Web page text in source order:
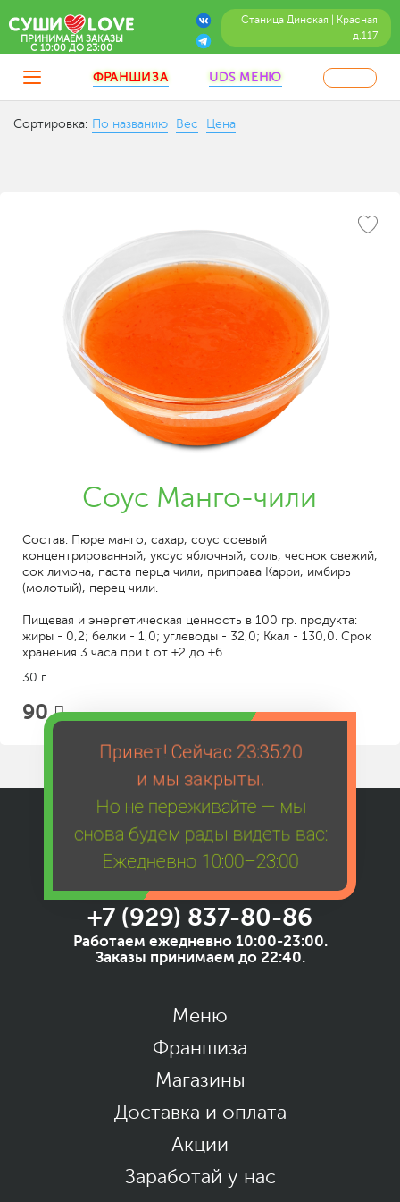
Привет! Сейчас 23:35:20
и мы закрыты.
Но не переживайте — мы
снова будем рады видеть вас:
Ежедневно 10:00–23:00
Станица Динская | Красная
д.117
ПРИНИМАЕМ ЗАКАЗЫ
C 10:00 ДО 23:00
ФРАНШИЗА UDS МЕНЮ
Сортировка: По названию Вес Цена
Соус Манго-чили
Состав: Пюре манго, сахар, соус соевый
концентрированный, уксус яблочный, соль, чеснок свежий,
сок лимона, паста перца чили, приправа Карри, имбирь
(молотый), перец чили.
Пищевая и энергетическая ценность в 100 гр. продукта:
жиры - 0,2; белки - 1,0; углеводы - 32,0; Ккал - 130,0. Срок
хранения 3 часа при t от +2 до +6.
30 г.
90
+7 (929) 837-80-86
Работаем ежедневно 10:00-23:00.
Заказы принимаем до 22:40.
Меню
Франшиза
Магазины
Доставка и оплата
Акции
Заработай у нас